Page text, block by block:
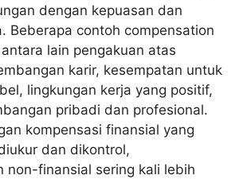
dengan kepuasan dan
Beberapa contoh compensation
lain pengakuan atas
karir, kesempatan untuk
lingkungan kerja yang positif,
pribadi dan profesional.
kompensasi finansial yang
dan dikontrol,
non-finansial sering kali lebih